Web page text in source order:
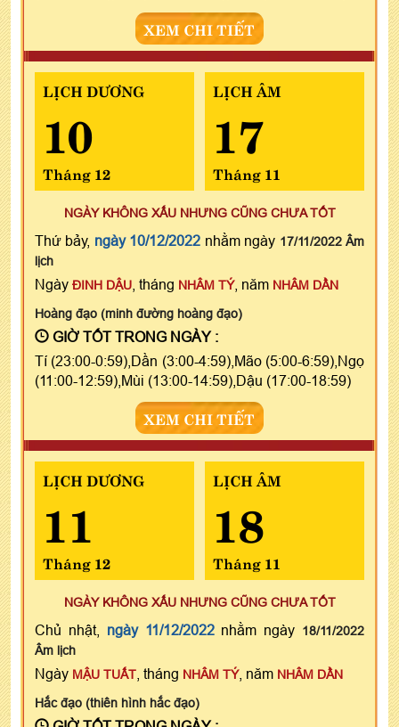
XEM CHI TIẾT
LỊCH DƯƠNG
10
Tháng 12
LỊCH ÂM
17
Tháng 11
NGÀY KHÔNG XẤU NHƯNG CŨNG CHƯA TỐT
Thứ bảy, ngày 10/12/2022 nhằm ngày 17/11/2022 Âm
lịch
Ngày ĐINH DẬU , tháng NHÂM TÝ, năm NHÂM DẦN
Hoàng đạo (minh đường hoàng đạo)
GIỜ TỐT TRONG NGÀY :
Tí (23:00-0:59),Dần (3:00-4:59),Mão (5:00-6:59),Ngọ
(11:00-12:59),Mùi (13:00-14:59),Dậu (17:00-18:59)
XEM CHI TIẾT
LỊCH DƯƠNG
11
Tháng 12
LỊCH ÂM
18
Tháng 11
NGÀY KHÔNG XẤU NHƯNG CŨNG CHƯA TỐT
Chủ nhật, ngày 11/12/2022nhằm ngày 18/11/2022
Âm lịch
Ngày MẬU TUẤT , tháng NHÂM TÝ, năm NHÂM DẦN
Hắc đạo (thiên hình hắc đạo)